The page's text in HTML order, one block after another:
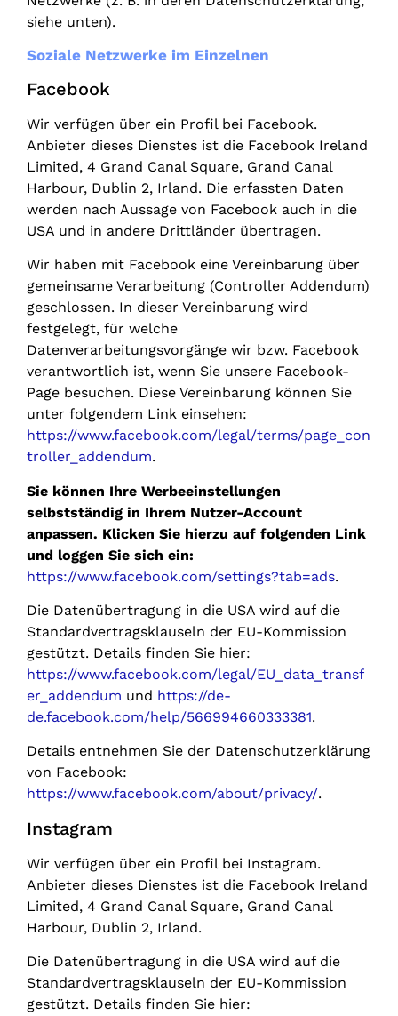
siehe unten).
Soziale Netzwerke im Einzelnen
Facebook
Wir verfügen über ein Profil bei Facebook.
Anbieter dieses Dienstes ist die Facebook Ireland
Limited, 4 Grand Canal Square, Grand Canal
Harbour, Dublin 2, Irland. Die erfassten Daten
werden nach Aussage von Facebook auch in die
USA und in andere Drittländer übertragen.
Wir haben mit Facebook eine Vereinbarung über
gemeinsame Verarbeitung (Controller Addendum)
geschlossen. In dieser Vereinbarung wird
festgelegt, für welche
Datenverarbeitungsvorgänge wir bzw. Facebook
verantwortlich ist, wenn Sie unsere Facebook-
Page besuchen. Diese Vereinbarung können Sie
unter folgendem Link einsehen:
https://www.facebook.com/legal/terms/page_con
troller_addendum.
Sie können Ihre Werbeeinstellungen
selbstständig in Ihrem Nutzer-Account
anpassen. Klicken Sie hierzu auf folgenden Link
und loggen Sie sich ein:
https://www.facebook.com/settings?tab=ads.
Die Datenübertragung in die USA wird auf die
Standardvertragsklauseln der EU-Kommission
gestützt. Details finden Sie hier:
https://www.facebook.com/legal/EU_data_transf
er_addendum und https://de-
de.facebook.com/help/566994660333381.
Details entnehmen Sie der Datenschutzerklärung
von Facebook:
https://www.facebook.com/about/privacy/.
Instagram
Wir verfügen über ein Profil bei Instagram.
Anbieter dieses Dienstes ist die Facebook Ireland
Limited, 4 Grand Canal Square, Grand Canal
Harbour, Dublin 2, Irland.
Die Datenübertragung in die USA wird auf die
Standardvertragsklauseln der EU-Kommission
gestützt. Details finden Sie hier: